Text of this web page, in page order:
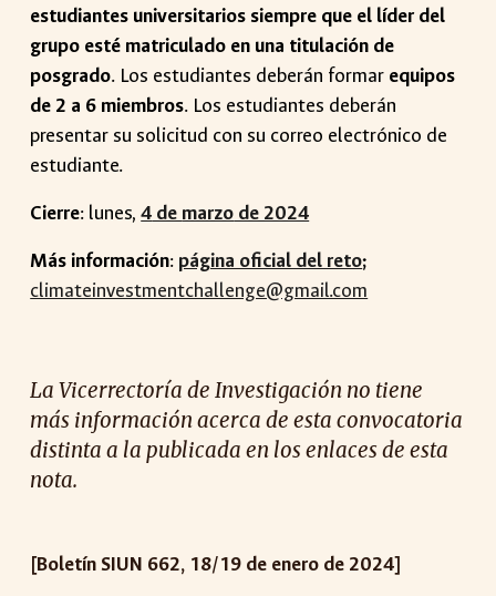
estudiantes universitarios siempre que el líder del
grupo esté matriculado en una titulación de
posgrado. Los estudiantes deberán formar equipos
de 2 a 6 miembros. Los estudiantes deberán
presentar su solicitud con su correo electrónico de
estudiante.
Cierre: lunes,4 de marzo de 2024
Más información: página oficial del reto;
climateinvestmentchallenge@gmail.com
La Vicerrectoría de Investigación no tiene
más información acerca de esta convocatoria
distinta a la publicada en los enlaces de esta
nota.
[Boletín SIUN 662, 18/19 de enero de 2024]